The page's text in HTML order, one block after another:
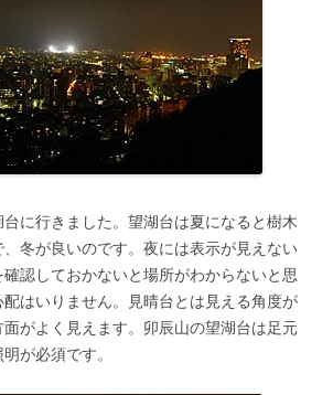
に行きました。望湖台は夏になると樹木
冬が良いのです。夜には表示が見えない
認しておかないと場所がわからないと思
はいりません。見晴台とは見える角度が
がよく見えます。卯辰山の望湖台は足元
が必須です。